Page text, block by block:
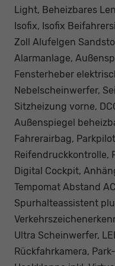
Light, Beheizbares
Isofix, Isofix
Zoll Alufelgen
Alarmanlage,
Fensterheber
Nebelscheinwerfer,
Sitzheizung vorne,
Außenspiegel
Fahrerairbag,
Reifendruckkontrolle,
Digital Cockpit,
Tempomat Abstand
Spurhalteassistent
Ultra Scheinwerfer,
Rückfahrkamera,